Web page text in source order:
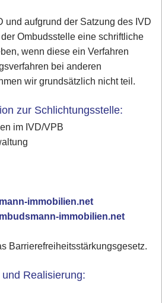
und aufgrund der Satzung des IVD
Ombudsstelle eine schriftliche
wenn diese ein Verfahren
bei anderen
wir grundsätzlich nicht teil.
zur Schlichtungsstelle:
im IVD/VPB
immobilien.net
immobilien.net
Barrierefreiheitsstärkungsgesetz.
Realisierung: